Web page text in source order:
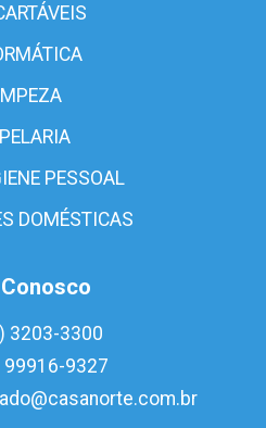
PESSOAL
DOMÉSTICAS
3203-3300
99916-9327